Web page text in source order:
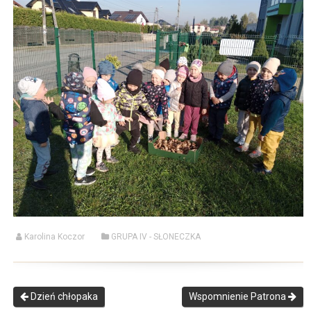
Karolina Koczor GRUPA IV - SŁONECZKA
Dzień chłopaka Wspomnienie Patrona